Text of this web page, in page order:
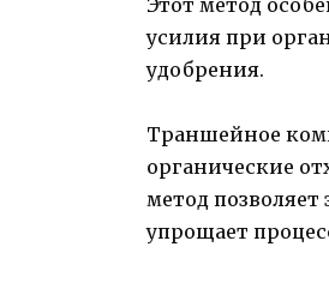
Этот метод
усилия при
удобрения.
Траншейное
органические
метод
упрощает